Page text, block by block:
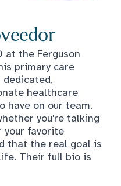
at the Ferguson
primary care
healthcare
have on our team.
you're talking
your favorite
that the real goal is
Their full bio is